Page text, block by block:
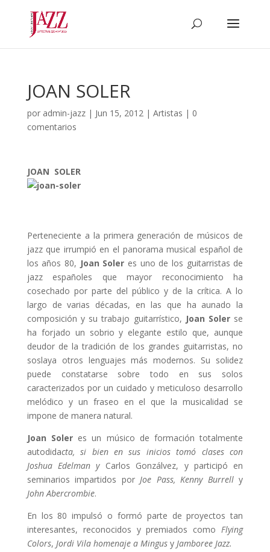
JOAN SOLER
por admin-jazz| Jun 15, 2012| Artistas | 0
comentarios
JOAN SOLER
Perteneciente a la primera generación de músicos de
jazz que irrumpió en el panorama musical español de
los años 80, Joan Soler es uno de los guitarristas de
jazz españoles que mayor reconocimiento ha
cosechado por parte del público y de la crítica. A lo
largo de varias décadas, en las que ha aunado la
composición y su trabajo guitarrístico, Joan Soler se
ha forjado un sobrio y elegante estilo que, aunque
deudor de la tradición de los grandes guitarristas, no
soslaya otros lenguajes más modernos. Su solidez
puede constatarse sobre todo en sus solos
caracterizados por un cuidado y meticuloso desarrollo
melódico y un fraseo en el que la musicalidad se
impone de manera natural.
Joan Soler es un músico de formación totalmente
autodidacta, si bien en sus inicios tomó clases con
Joshua Edelman yCarlos Gonzálvez, y participó en
seminarios impartidos porJoe Pass, Kenny Burrelly
John Abercrombie.
En los 80 impulsó o formó parte de proyectos tan
interesantes, reconocidos y premiados comoFlying
Colors, Jordi Vila homenaje a Mingusy Jamboree Jazz.